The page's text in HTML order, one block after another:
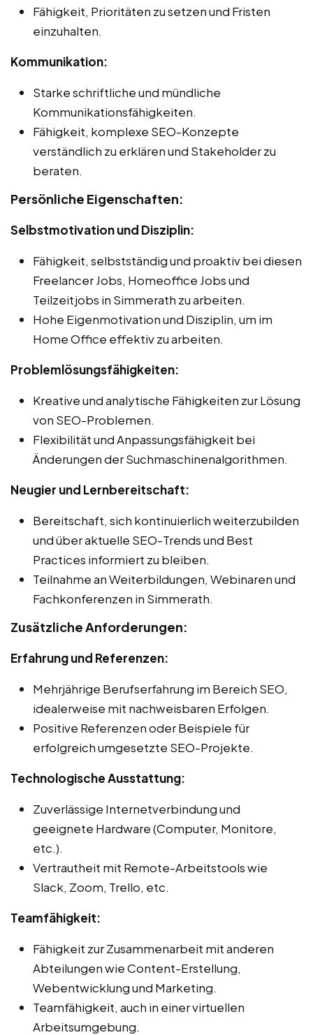
Fähigkeit, Prioritäten zu setzen und Fristen
einzuhalten.
Kommunikation:
Starke schriftliche und mündliche
Kommunikationsfähigkeiten.
Fähigkeit, komplexe SEO-Konzepte
verständlich zu erklären und Stakeholder zu
beraten.
Persönliche Eigenschaften:
Selbstmotivation und Disziplin:
Fähigkeit, selbstständig und proaktiv bei diesen
Freelancer Jobs, Homeoffice Jobs und
Teilzeitjobs in Simmerath zu arbeiten.
Hohe Eigenmotivation und Disziplin, um im
Home Office effektiv zu arbeiten.
Problemlösungsfähigkeiten:
Kreative und analytische Fähigkeiten zur Lösung
von SEO-Problemen.
Flexibilität und Anpassungsfähigkeit bei
Änderungen der Suchmaschinenalgorithmen.
Neugier und Lernbereitschaft:
Bereitschaft, sich kontinuierlich weiterzubilden
und über aktuelle SEO-Trends und Best
Practices informiert zu bleiben.
Teilnahme an Weiterbildungen, Webinaren und
Fachkonferenzen in Simmerath.
Zusätzliche Anforderungen:
Erfahrung und Referenzen:
Mehrjährige Berufserfahrung im Bereich SEO,
idealerweise mit nachweisbaren Erfolgen.
Positive Referenzen oder Beispiele für
erfolgreich umgesetzte SEO-Projekte.
Technologische Ausstattung:
Zuverlässige Internetverbindung und
geeignete Hardware (Computer, Monitore,
etc.).
Vertrautheit mit Remote-Arbeitstools wie
Slack, Zoom, Trello, etc.
Teamfähigkeit:
Fähigkeit zur Zusammenarbeit mit anderen
Abteilungen wie Content-Erstellung,
Webentwicklung und Marketing.
Teamfähigkeit, auch in einer virtuellen
Arbeitsumgebung.